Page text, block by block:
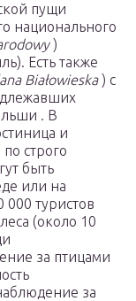
пущи
национального
)
Есть также
Białowieska) с
. В
и
строго
быть
или на
туристов
(около 10
за птицами
за